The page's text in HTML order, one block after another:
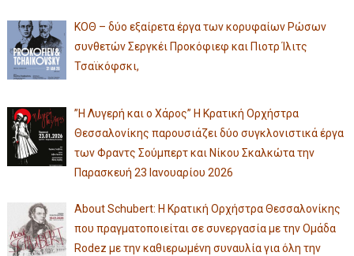
ΚΟΘ – δύο εξαίρετα έργα των κορυφαίων Ρώσων
συνθετών Σεργκέι Προκόφιεφ και Πιοτρ Ίλιτς
Τσαϊκόφσκι,
”Η Λυγερή και ο Χάρος” Η Κρατική Ορχήστρα
Θεσσαλονίκης παρουσιάζει δύο συγκλονιστικά έργα
των Φραντς Σούμπερτ και Νίκου Σκαλκώτα την
Παρασκευή 23 Ιανουαρίου 2026
About Schubert: Η Κρατική Ορχήστρα Θεσσαλονίκης
που πραγματοποιείται σε συνεργασία με την Ομάδα
Rodez με την καθιερωμένη συναυλία για όλη την